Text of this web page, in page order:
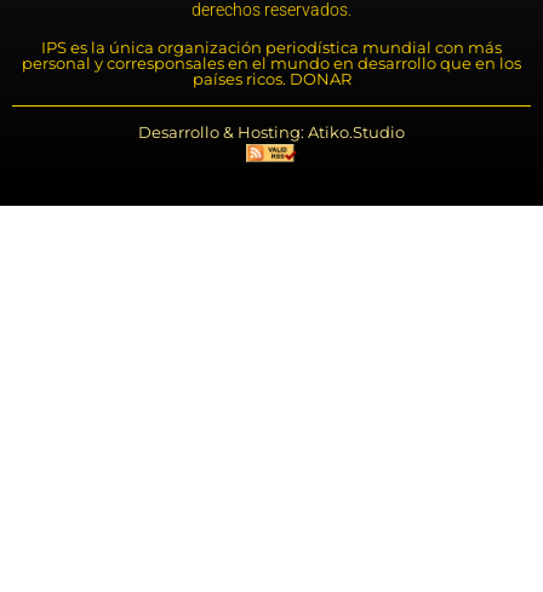
derechos reservados.
IPS es la única organización periodística mundial con más
personal y corresponsales en el mundo en desarrollo que en los
países ricos. DONAR
Desarrollo & Hosting: Atiko.Studio